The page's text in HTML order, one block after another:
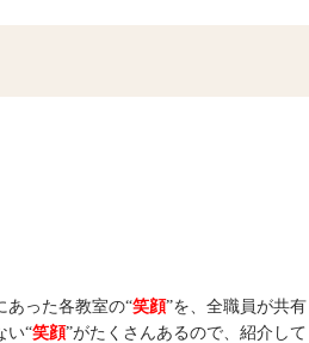
あった各教室の“笑顔”を、全職員が共有
い“笑顔”がたくさんあるので、紹介して